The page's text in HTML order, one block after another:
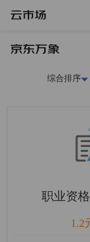
综合排序
职业资
1.2